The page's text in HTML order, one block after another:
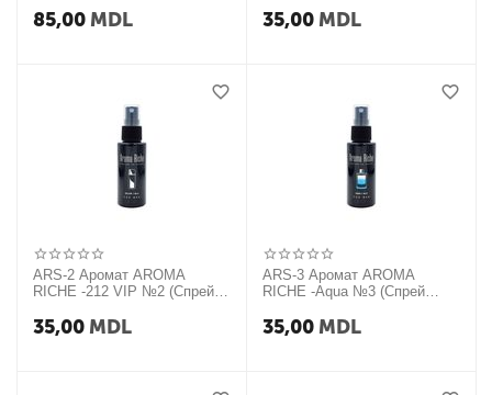
85,00 MDL 35,00 MDL
ARS-2 Аромат AROMA
RICHE -212 VIP №2 (Спрей
35,00 MDL
ARS-3 Аромат AROMA
RICHE -Aqua №3 (Спрей
35,00 MDL